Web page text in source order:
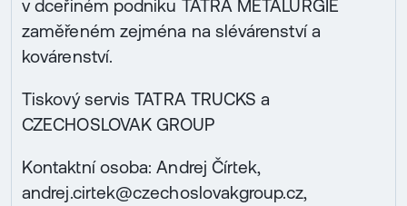
v dceřiném podniku TATRA METALURGIE
zaměřeném zejména na slévárenství a
kovárenství.
Tiskový servis TATRA TRUCKS a
CZECHOSLOVAK GROUP
Kontaktní osoba: Andrej Čírtek,
andrej.cirtek@czechoslovakgroup.cz,